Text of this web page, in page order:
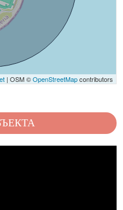
| OSM ©OpenStreetMapcontributors